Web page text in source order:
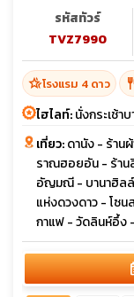
รหัสทัวร์
TVZ7990
hotel_classโรงแรม 4 ดาว
ไฮไลท์:นั่งกระเช้า
เที่ยว:ดานัง - ร้าน
ราณฮอยอัน - ร้าน
อัญมณี - บานาฮิลล์
แห่งดวงดาว - โซ
กาแฟ - วัดลินห์อึ้ง